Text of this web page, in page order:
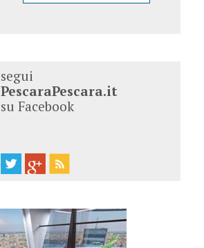
segui
PescaraPescara.it
su Facebook